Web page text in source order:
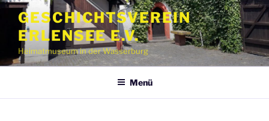
Zum
Inhalt
springen
GESCHICHTSVEREIN
ERLENSEE E.V.
Heimatmuseum in der Wasserburg
Menü